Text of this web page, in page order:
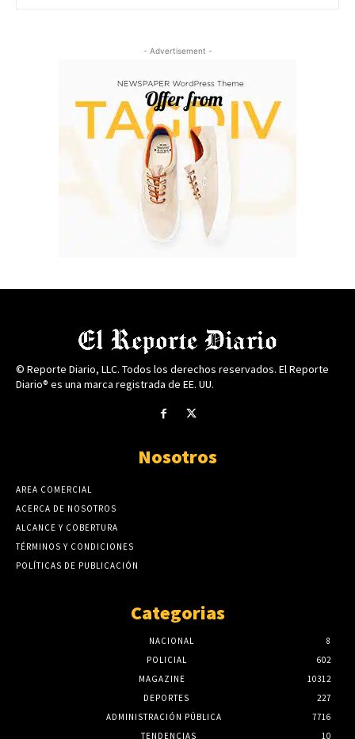
- Advertisement -
© Reporte Diario, LLC. Todos los derechos reservados. El Reporte
Diario® es una marca registrada de EE. UU.
Nosotros
AREA COMERCIAL
ACERCA DE NOSOTROS
ALCANCE Y COBERTURA
TÉRMINOS Y CONDICIONES
POLÍTICAS DE PUBLICACIÓN
Categorias
NACIONAL
8
POLICIAL
602
MAGAZINE
10312
DEPORTES
227
ADMINISTRACIÓN PÚBLICA
7716
TENDENCIAS
10